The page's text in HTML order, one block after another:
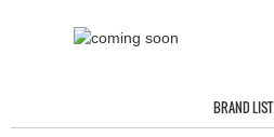
BRAND LIST